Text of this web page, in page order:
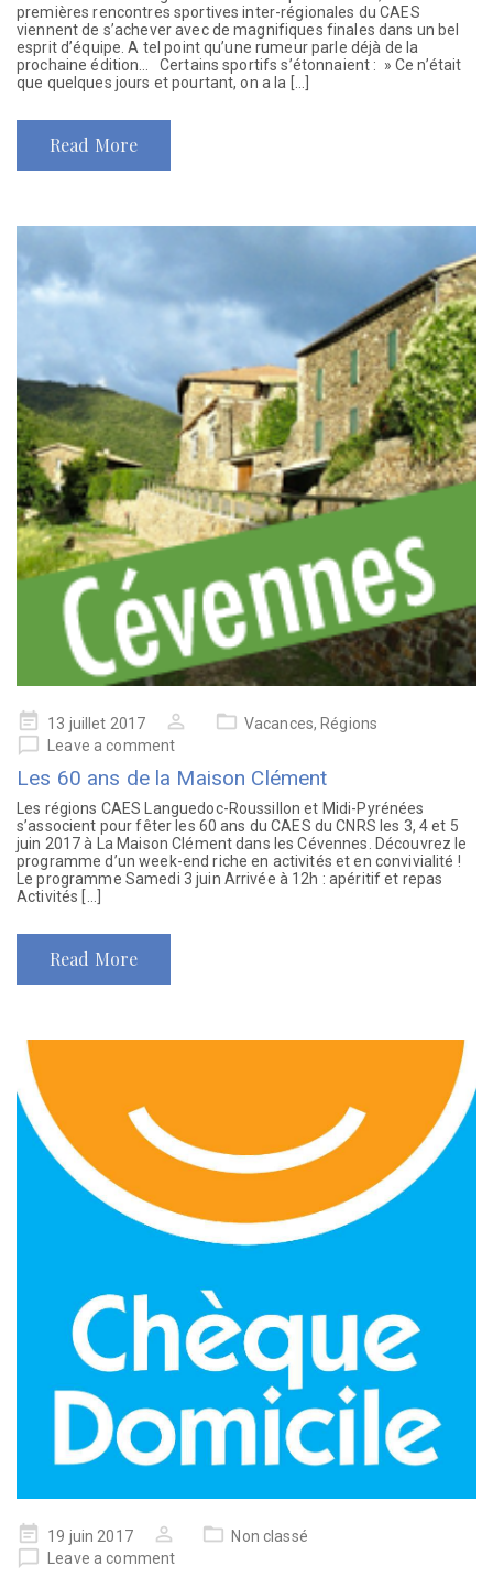
premières rencontres sportives inter-régionales du CAES
viennent de s’achever avec de magnifiques finales dans un bel
esprit d’équipe. A tel point qu’une rumeur parle déjà de la
prochaine édition… Certains sportifs s’étonnaient : » Ce n’était
que quelques jours et pourtant, on a la […]
Read More
13 juillet 2017 Vacances, Régions
Leave a comment
Les 60 ans de la Maison Clément
Les régions CAES Languedoc-Roussillon et Midi-Pyrénées
s’associent pour fêter les 60 ans du CAES du CNRS les 3, 4 et 5
juin 2017 à La Maison Clément dans les Cévennes. Découvrez le
programme d’un week-end riche en activités et en convivialité !
Le programme Samedi 3 juin Arrivée à 12h : apéritif et repas
Activités […]
Read More
19 juin 2017
Non classé
Leave a comment